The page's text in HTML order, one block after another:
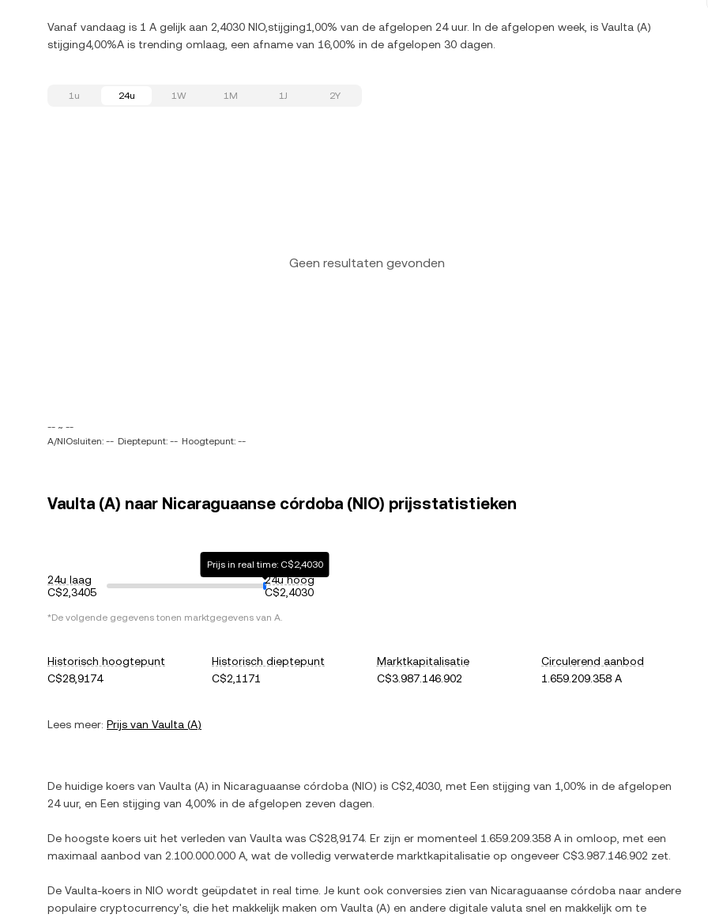
Vanaf vandaag is 1 A gelijk aan 2,4030 NIO,stijging1,00% van de afgelopen 24 uur. In de afgelopen week, is Vaulta (A)
stijging4,00%A is trending omlaag, een afname van 16,00% in de afgelopen 30 dagen.
1u 24u 1W 1M 1J 2Y
Geen resultaten gevonden
-- ~ --
A/NIOsluiten: -- Dieptepunt: -- Hoogtepunt: --
Vaulta (A) naar Nicaraguaanse córdoba (NIO) prijsstatistieken
24u laag
C$2,3405
Prijs in real time: C$2,4030
24u hoog
C$2,4030
*De volgende gegevens tonen marktgegevens van A.
Historisch hoogtepunt
C$28,9174
Historisch dieptepunt
C$2,1171
Marktkapitalisatie
C$3.987.146.902
Circulerend aanbod
1.659.209.358 A
Lees meer: Prijs van Vaulta (A)
De huidige koers van Vaulta (A) in Nicaraguaanse córdoba (NIO) is C$2,4030 , met Een stijging van 1,00% in de afgelopen
24 uur, en Een stijging van 4,00% in de afgelopen zeven dagen.
De hoogste koers uit het verleden van Vaulta was C$28,9174. Er zijn er momenteel 1.659.209.358 A in omloop, met een
maximaal aanbod van 2.100.000.000 A , wat de volledig verwaterde marktkapitalisatie op ongeveer C$3.987.146.902 zet.
De Vaulta-koers in NIO wordt geüpdatet in real time. Je kunt ook conversies zien van Nicaraguaanse córdoba naar andere
populaire cryptocurrency's, die het makkelijk maken om Vaulta (A) en andere digitale valuta snel en makkelijk om te